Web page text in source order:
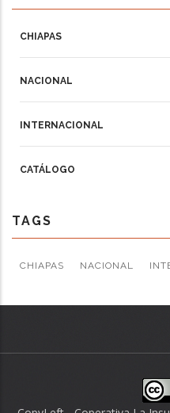
CHIAPAS
NACIONAL
INTERNACIONAL
CATÁLOGO
TAGS
CHIAPAS NACIONAL